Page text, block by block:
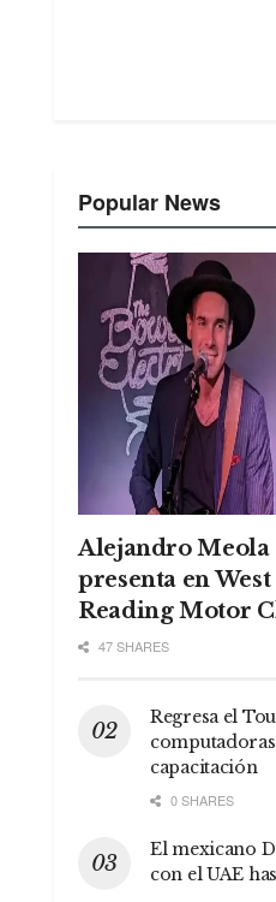
Popular News
Alejandro Meola
presenta en West
Reading Motor
47 SHARES
Regresa el
capacitación
0 SHARES
El mexicano
con el UAE